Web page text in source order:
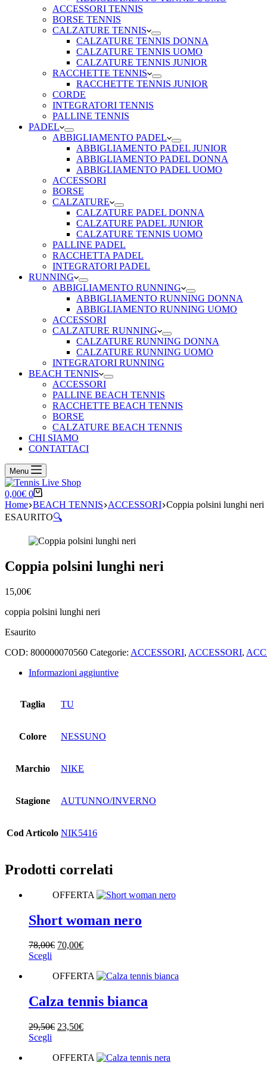
ACCESSORI TENNIS
BORSE TENNIS
CALZATURE TENNIS
CALZATURE TENNIS DONNA
CALZATURE TENNIS UOMO
CALZATURE TENNIS JUNIOR
RACCHETTE TENNIS
RACCHETTE TENNIS JUNIOR
CORDE
INTEGRATORI TENNIS
PALLINE TENNIS
PADEL
ABBIGLIAMENTO PADEL
ABBIGLIAMENTO PADEL JUNIOR
ABBIGLIAMENTO PADEL DONNA
ABBIGLIAMENTO PADEL UOMO
ACCESSORI
BORSE
CALZATURE
CALZATURE PADEL DONNA
CALZATURE PADEL JUNIOR
CALZATURE TENNIS UOMO
PALLINE PADEL
RACCHETTA PADEL
INTEGRATORI PADEL
RUNNING
ABBIGLIAMENTO RUNNING
ABBIGLIAMENTO RUNNING DONNA
ABBIGLIAMENTO RUNNING UOMO
ACCESSORI
CALZATURE RUNNING
CALZATURE RUNNING DONNA
CALZATURE RUNNING UOMO
INTEGRATORI RUNNING
BEACH TENNIS
ACCESSORI
PALLINE BEACH TENNIS
RACCHETTE BEACH TENNIS
BORSE
CALZATURE BEACH TENNIS
CHI SIAMO
CONTATTACI
Menu
Carrello
0,00€ 0
Home BEACH TENNIS ACCESSORI Coppia polsini lunghi neri
ESAURITO🔍
Coppia polsini lunghi neri
15,00€
coppia polsini lunghi neri
Esaurito
COD: 800000070560 Categorie: ACCESSORI, ACCESSORI,
Informazioni aggiuntive
Taglia TU
Colore NESSUNO
Marchio NIKE
Stagione AUTUNNO/INVERNO
Cod Articolo NIK5416
Prodotti correlati
OFFERTA
Short woman nero
78,00€ Il
era:
70,00€Il
è:
Scegli
ha
varianti.
Le
possono
essere
scelte
nella
OFFERTA
Calza tennis bianca
29,50€ Il
era:
23,50€Il
è:
Scegli
ha
OFFERTA